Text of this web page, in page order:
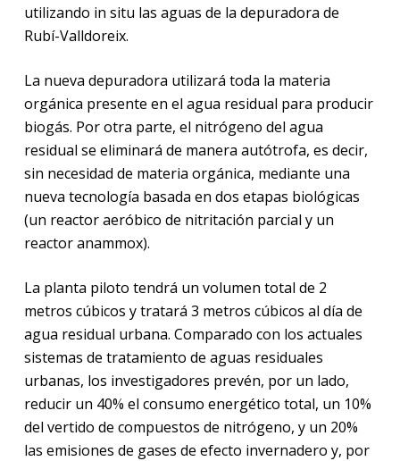
utilizando in situ las aguas de la depuradora de
Rubí-Valldoreix.
La nueva depuradora utilizará toda la materia
orgánica presente en el agua residual para producir
biogás. Por otra parte, el nitrógeno del agua
residual se eliminará de manera autótrofa, es decir,
sin necesidad de materia orgánica, mediante una
nueva tecnología basada en dos etapas biológicas
(un reactor aeróbico de nitritación parcial y un
reactor anammox).
La planta piloto tendrá un volumen total de 2
metros cúbicos y tratará 3 metros cúbicos al día de
agua residual urbana. Comparado con los actuales
sistemas de tratamiento de aguas residuales
urbanas, los investigadores prevén, por un lado,
reducir un 40% el consumo energético total, un 10%
del vertido de compuestos de nitrógeno, y un 20%
las emisiones de gases de efecto invernadero y, por